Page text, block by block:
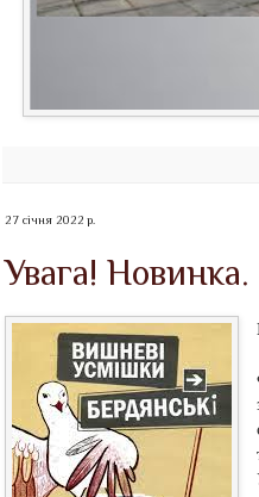
27 січня 2022 р.
Увага! Новинка.